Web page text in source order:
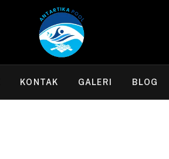
KONTAK GALERI BLOG